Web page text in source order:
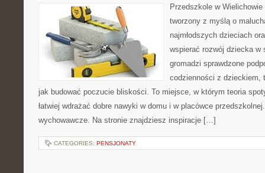
Przedszkole w
tworzony z myślą o
najmłodszych dzieciach
wspierać rozwój dziecka w
gromadzi sprawdzone
codzienności z dzieckiem,
jak budować poczucie bliskości. To miejsce, w którym teoria
łatwiej wdrażać dobre nawyki w domu i w placówce
wychowawcze. Na stronie znajdziesz inspiracje […]
CATEGORIES: PENSJONATY